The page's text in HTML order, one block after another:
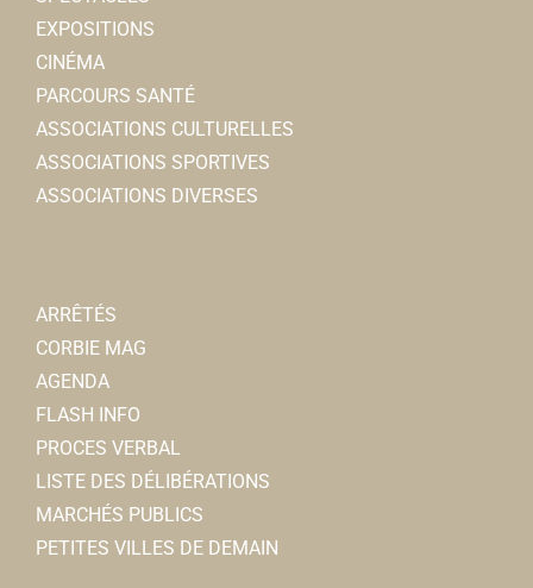
EXPOSITIONS
CINÉMA
PARCOURS SANTÉ
ASSOCIATIONS CULTURELLES
ASSOCIATIONS SPORTIVES
ASSOCIATIONS DIVERSES
ARRÊTÉS
CORBIE MAG
AGENDA
FLASH INFO
PROCES VERBAL
LISTE DES DÉLIBÉRATIONS
MARCHÉS PUBLICS
PETITES VILLES DE DEMAIN